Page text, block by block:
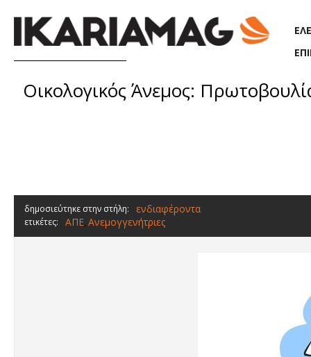
Οικολογικός Άνεμος:
δημοσιεύτηκε στην στήλη: ενδιαφέροντα
ετικέτες: ΑΠΕ, Ανεμογγενήτριες